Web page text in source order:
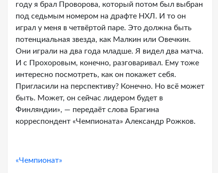
году я брал Проворова, который потом был выбран
под седьмым номером на драфте НХЛ. И то он
играл у меня в четвёртой паре. Это должна быть
потенциальная звезда, как Малкин или Овечкин.
Они играли на два года младше. Я видел два матча.
И с Прохоровым, конечно, разговаривал. Ему тоже
интересно посмотреть, как он покажет себя.
Пригласили на перспективу? Конечно. Но всё может
быть. Может, он сейчас лидером будет в
Финляндии», — передаёт слова Брагина
корреспондент «Чемпионата» Александр Рожков.
«Чемпионат»